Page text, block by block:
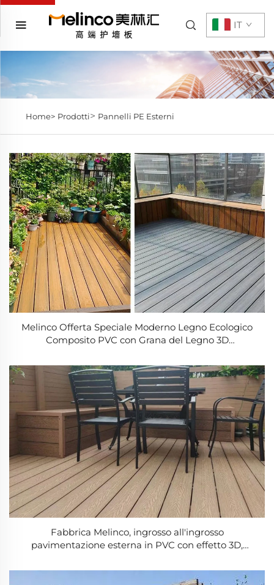
IT
Home> Prodotti> Pannelli PE Esterni
Melinco Offerta Speciale Moderno Legno Ecologico
Composito PVC con Grana del Legno 3D
per Travi del Pavimento del Giardino
Fabbrica Melinco, ingrosso all'ingrosso
pavimentazione esterna in PVC con effetto 3D,